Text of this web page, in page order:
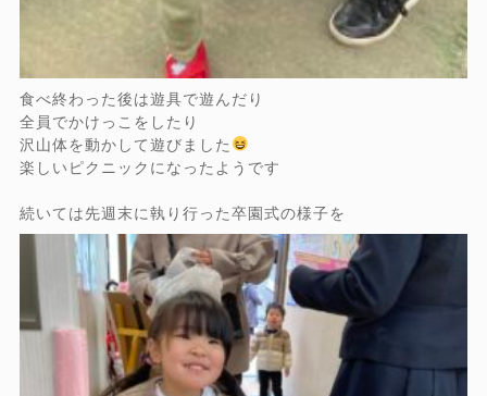
食べ終わった後は遊具で遊んだり
全員でかけっこをしたり
沢山体を動かして遊びました
楽しいピクニックになったようです
続いては先週末に執り行った卒園式の様子を